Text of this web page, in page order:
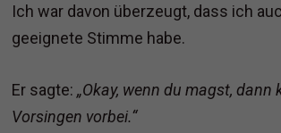
Ich war davon überzeugt, dass ich
geeignete Stimme habe.
Er sagte:„Okay, wenn du magst, dann
Vorsingen vorbei.“